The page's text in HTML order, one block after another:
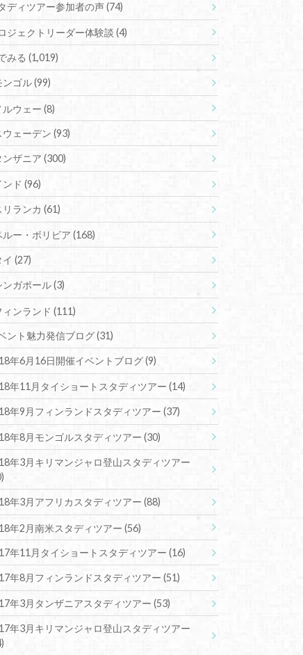
ディツアー参加者の声(74)
ジェクトリーダー体験談(4)
みる(1,019)
ンゴル(99)
ルウェー (8)
ウェーデン (93)
ンザニア (300)
ンド (96)
リランカ (61)
ルー・ボリビア (168)
イ (27)
ンガポール(3)
ィンランド (111)
ント魅力発信ブログ(31)
年6月16日開催イベントブログ(9)
年11月タイショートスタディツアー(14)
年9月フィンランドスタディツアー(37)
年8月モンゴルスタディツアー(30)
年3月キリマンジャロ登山スタディツアー
年3月アフリカスタディツアー(88)
年2月南米スタディツアー(56)
年11月タイショートスタディツアー(16)
年8月フィンランドスタディツアー(51)
年3月タンザニアスタディツアー(53)
年3月キリマンジャロ登山スタディツアー